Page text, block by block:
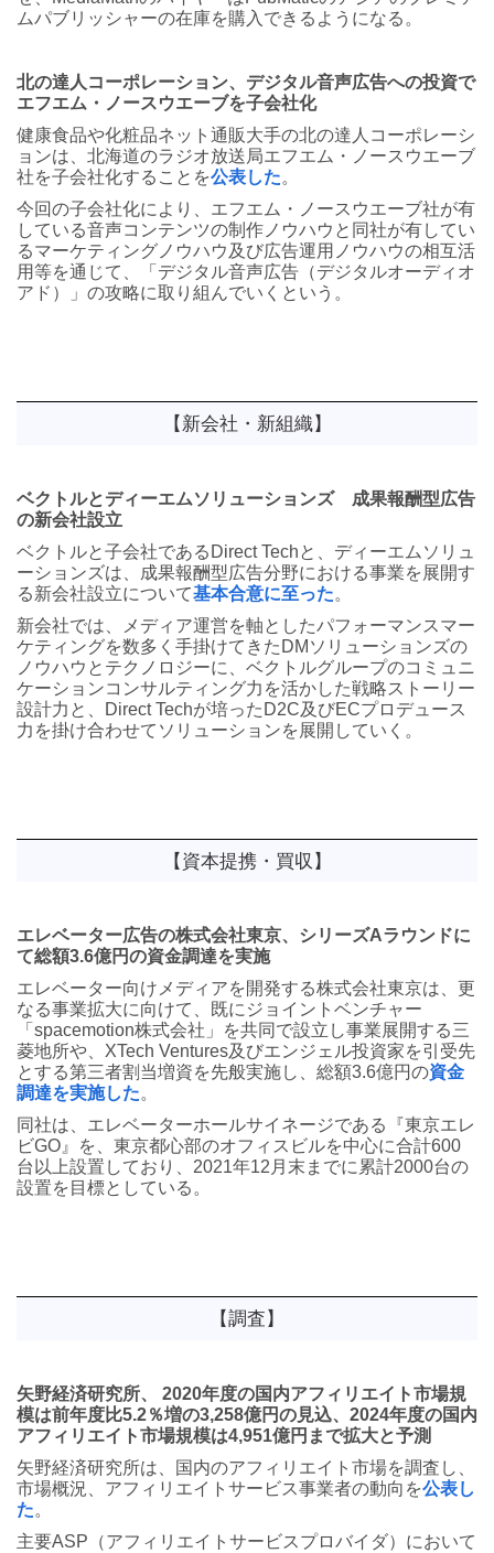
ムパブリッシャーの在庫を購入できるようになる。
北の達人コーポレーション、デジタル音声広告への投資で
エフエム・ノースウエーブを子会社化
健康食品や化粧品ネット通販大手の北の達人コーポレーシ
ョンは、北海道のラジオ放送局エフエム・ノースウエーブ
社を子会社化することを公表した。
今回の子会社化により、エフエム・ノースウエーブ社が有
している音声コンテンツの制作ノウハウと同社が有してい
るマーケティングノウハウ及び広告運用ノウハウの相互活
用等を通じて、「デジタル音声広告（デジタルオーディオ
アド）」の攻略に取り組んでいくという。
【新会社・新組織】
ベクトルとディーエムソリューションズ 成果報酬型広告
の新会社設立
ベクトルと子会社であるDirect Techと、ディーエムソリュ
ーションズは、成果報酬型広告分野における事業を展開す
る新会社設立について基本合意に至った。
新会社では、メディア運営を軸としたパフォーマンスマー
ケティングを数多く手掛けてきたDMソリューションズの
ノウハウとテクノロジーに、ベクトルグループのコミュニ
ケーションコンサルティング力を活かした戦略ストーリー
設計力と、Direct Techが培ったD2C及びECプロデュース
力を掛け合わせてソリューションを展開していく。
【資本提携・買収】
エレベーター広告の株式会社東京、シリーズAラウンドに
て総額3.6億円の資金調達を実施
エレベーター向けメディアを開発する株式会社東京は、更
なる事業拡大に向けて、既にジョイントベンチャー
「spacemotion株式会社」を共同で設立し事業展開する三
菱地所や、XTech Ventures及びエンジェル投資家を引受先
とする第三者割当増資を先般実施し、総額3.6億円の資金
調達を実施した。
同社は、エレベーターホールサイネージである『東京エレ
ビGO』を、東京都心部のオフィスビルを中心に合計600
台以上設置しており、2021年12月末までに累計2000台の
設置を目標としている。
【調査】
矢野経済研究所、 2020年度の国内アフィリエイト市場規
模は前年度比5.2％増の3,258億円の見込、2024年度の国内
アフィリエイト市場規模は4,951億円まで拡大と予測
矢野経済研究所は、国内のアフィリエイト市場を調査し、
市場概況、アフィリエイトサービス事業者の動向を公表し
た。
主要ASP（アフィリエイトサービスプロバイダ）において